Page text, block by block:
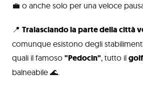
💼 o anche solo per una veloce
📍 Tralasciando la parte della città
comunque esistono degli
quali il famoso "Pedocin", tutto il
balneabile 🌊.